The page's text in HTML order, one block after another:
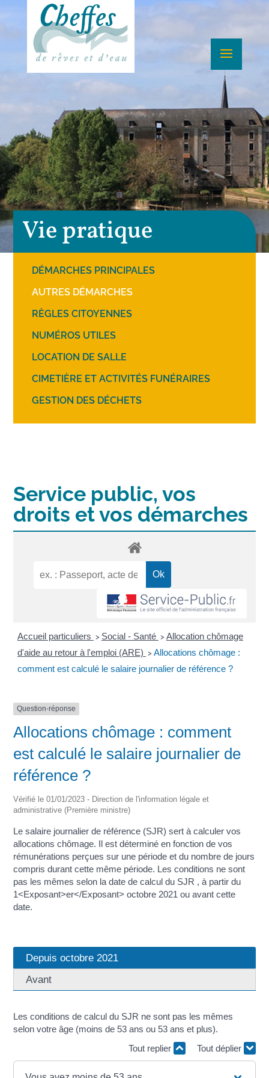
Vie pratique
DÉMARCHES PRINCIPALES
AUTRES DÉMARCHES
RÈGLES CITOYENNES
NUMÉROS UTILES
LOCATION DE SALLE
CIMETIÈRE ET ACTIVITÉS FUNÉRAIRES
GESTION DES DÉCHETS
Service public, vos
droits et vos démarches
Accueil particuliers > Social - Santé > Allocation chômage
d'aide au retour à l'emploi (ARE) > Allocations chômage :
comment est calculé le salaire journalier de référence ?
Question-réponse
Allocations chômage : comment
est calculé le salaire journalier de
référence ?
Vérifié le 01/01/2023 - Direction de l'information légale et
administrative (Première ministre)
Le salaire journalier de référence (SJR) sert à calculer vos
allocations chômage. Il est déterminé en fonction de vos
rémunérations perçues sur une période et du nombre de jours
compris durant cette même période. Les conditions ne sont
pas les mêmes selon la date de calcul du SJR , à partir du
1<Exposant>er</Exposant> octobre 2021 ou avant cette
date.
Depuis octobre 2021
Avant
Les conditions de calcul du SJR ne sont pas les mêmes
selon votre âge (moins de 53 ans ou 53 ans et plus).
Tout replier
Tout déplier